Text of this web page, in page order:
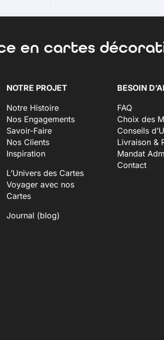
en cartes
NOTRE PROJET
Notre Histoire
Nos Engagements
Savoir-Faire
Nos Clients
Inspiration
L’Univers des Cartes
Voyager avec nos
Cartes
Journal (blog)
BESOIN
FAQ
Choix des
Conseils
Livraison &
Mandat
Contact